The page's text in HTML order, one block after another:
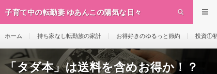
子育て中の転勤妻 ゆあんこの陽気な日々
ホーム 持ち家なし転勤族の家計 お得好きのゆるっと節約 投資①
「タダ本」は送料を含めお得か！？